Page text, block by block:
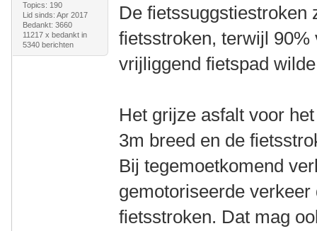
Topics: 190
Lid sinds: Apr 2017
Bedankt: 3660
11217 x bedankt in
5340 berichten
De fietssuggstiestroken
fietsstroken, terwijl
vrijliggend fietspad
Het grijze asfalt voor
3m breed en de
Bij tegemoetkomend
gemotoriseerde
fietsstroken. Dat mag